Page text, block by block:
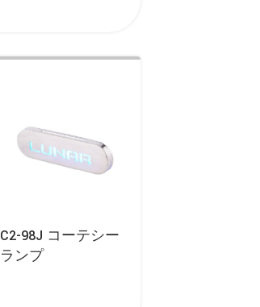
C2-98J コーテシー
ランプ